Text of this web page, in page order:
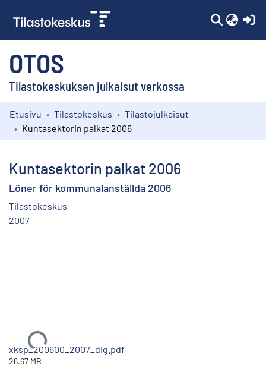
OTOS
Tilastokeskuksen julkaisut verkossa
Kokoelmat
Etusivu Tilastokeskus
Tilastojulkaisut
Kuntasektorin palkat 2006
Kuntasektorin palkat 2006
Löner för kommunalanställda 2006
Tilastokeskus
2007
Ladataan...
xksp_200600_2007_dig.pdf
26.67 MB